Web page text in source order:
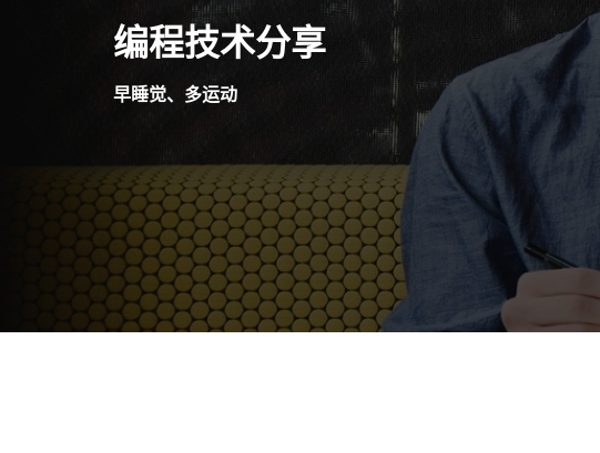
编程技术分享
早睡觉、多运动